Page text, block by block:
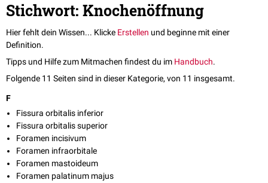
Stichwort: Knochenöffnung
Hier fehlt dein Wissen... Klicke Erstellen und beginne mit einer
Definition.
Tipps und Hilfe zum Mitmachen findest du im Handbuch.
Folgende 11 Seiten sind in dieser Kategorie, von 11 insgesamt.
F
Fissura orbitalis inferior
Fissura orbitalis superior
Foramen incisivum
Foramen infraorbitale
Foramen mastoideum
Foramen palatinum majus